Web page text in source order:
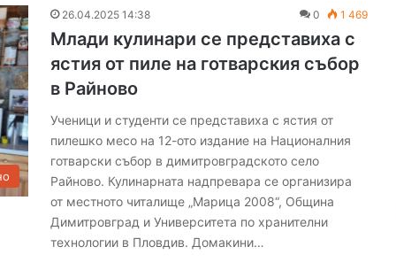
26.04.2025 14:38 0 1 469
Млади кулинари се представиха с
ястия от пиле на готварския събор
в Райново
Ученици и студенти се представиха с ястия от
пилешко месо на 12-ото издание на Националния
готварски събор в димитровградското село
Райново. Кулинарната надпревара се организира
от местното читалище „Марица 2008“, Община
Димитровград и Университета по хранителни
технологии в Пловдив. Домакини…